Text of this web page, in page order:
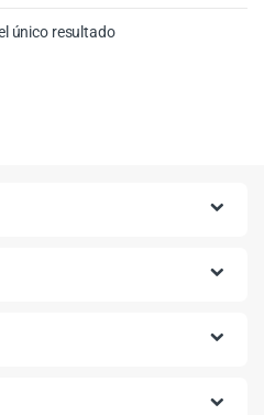
único resultado